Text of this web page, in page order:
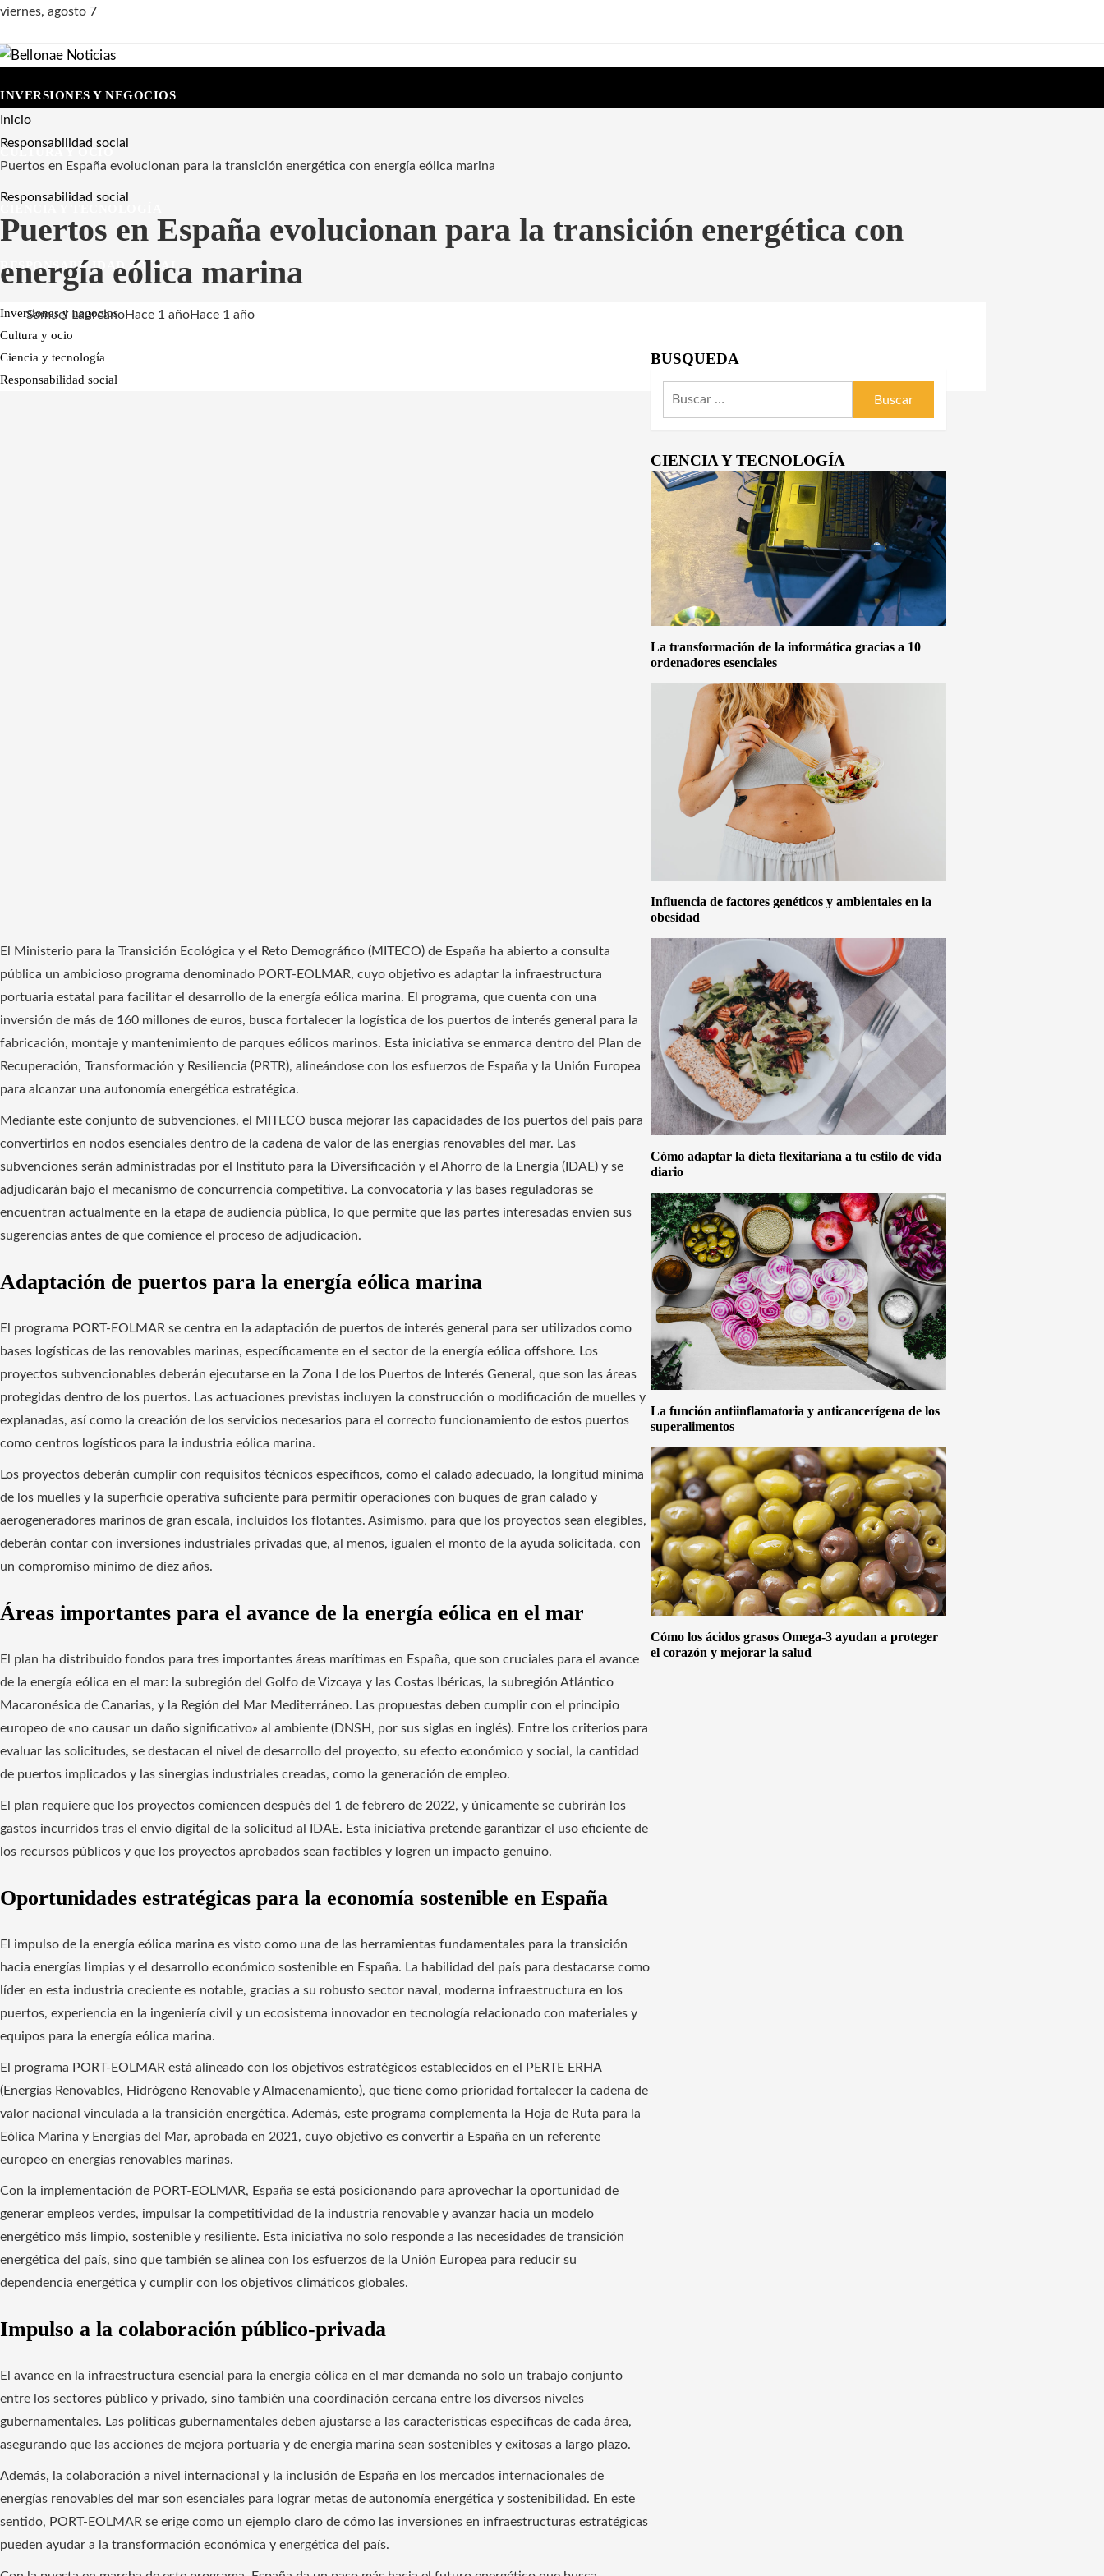
viernes, agosto 7
INVERSIONES Y NEGOCIOS
CULTURA Y OCIO
RESPONSABILIDAD SOCIAL
Inversiones y negocios
Cultura y ocio
Ciencia y tecnología
Responsabilidad social
Inicio
Responsabilidad social
Puertos en España evolucionan para la transición energética con energía eólica marina
Responsabilidad social
Puertos en España evolucionan para la transición energética con
energía eólica marina
Samuel LaureanoHace 1 añoHace 1 año
El Ministerio para la Transición Ecológica y el Reto Demográfico (MITECO) de España ha abierto a consulta
pública un ambicioso programa denominado PORT-EOLMAR, cuyo objetivo es adaptar la infraestructura
portuaria estatal para facilitar el desarrollo de la energía eólica marina. El programa, que cuenta con una
inversión de más de 160 millones de euros, busca fortalecer la logística de los puertos de interés general para la
fabricación, montaje y mantenimiento de parques eólicos marinos. Esta iniciativa se enmarca dentro del Plan de
Recuperación, Transformación y Resiliencia (PRTR), alineándose con los esfuerzos de España y la Unión Europea
para alcanzar una autonomía energética estratégica.
Mediante este conjunto de subvenciones, el MITECO busca mejorar las capacidades de los puertos del país para
convertirlos en nodos esenciales dentro de la cadena de valor de las energías renovables del mar. Las
subvenciones serán administradas por el Instituto para la Diversificación y el Ahorro de la Energía (IDAE) y se
adjudicarán bajo el mecanismo de concurrencia competitiva. La convocatoria y las bases reguladoras se
encuentran actualmente en la etapa de audiencia pública, lo que permite que las partes interesadas envíen sus
sugerencias antes de que comience el proceso de adjudicación.
Adaptación de puertos para la energía eólica marina
El programa PORT-EOLMAR se centra en la adaptación de puertos de interés general para ser utilizados como
bases logísticas de las renovables marinas, específicamente en el sector de la energía eólica offshore. Los
proyectos subvencionables deberán ejecutarse en la Zona I de los Puertos de Interés General, que son las áreas
protegidas dentro de los puertos. Las actuaciones previstas incluyen la construcción o modificación de muelles y
explanadas, así como la creación de los servicios necesarios para el correcto funcionamiento de estos puertos
como centros logísticos para la industria eólica marina.
Los proyectos deberán cumplir con requisitos técnicos específicos, como el calado adecuado, la longitud mínima
de los muelles y la superficie operativa suficiente para permitir operaciones con buques de gran calado y
aerogeneradores marinos de gran escala, incluidos los flotantes. Asimismo, para que los proyectos sean elegibles,
deberán contar con inversiones industriales privadas que, al menos, igualen el monto de la ayuda solicitada, con
un compromiso mínimo de diez años.
Áreas importantes para el avance de la energía eólica en el mar
El plan ha distribuido fondos para tres importantes áreas marítimas en España, que son cruciales para el avance
de la energía eólica en el mar: la subregión del Golfo de Vizcaya y las Costas Ibéricas, la subregión Atlántico
Macaronésica de Canarias, y la Región del Mar Mediterráneo. Las propuestas deben cumplir con el principio
europeo de «no causar un daño significativo» al ambiente (DNSH, por sus siglas en inglés). Entre los criterios para
evaluar las solicitudes, se destacan el nivel de desarrollo del proyecto, su efecto económico y social, la cantidad
de puertos implicados y las sinergias industriales creadas, como la generación de empleo.
El plan requiere que los proyectos comiencen después del 1 de febrero de 2022, y únicamente se cubrirán los
gastos incurridos tras el envío digital de la solicitud al IDAE. Esta iniciativa pretende garantizar el uso eficiente de
los recursos públicos y que los proyectos aprobados sean factibles y logren un impacto genuino.
Oportunidades estratégicas para la economía sostenible en España
El impulso de la energía eólica marina es visto como una de las herramientas fundamentales para la transición
hacia energías limpias y el desarrollo económico sostenible en España. La habilidad del país para destacarse como
líder en esta industria creciente es notable, gracias a su robusto sector naval, moderna infraestructura en los
puertos, experiencia en la ingeniería civil y un ecosistema innovador en tecnología relacionado con materiales y
equipos para la energía eólica marina.
El programa PORT-EOLMAR está alineado con los objetivos estratégicos establecidos en el PERTE ERHA
(Energías Renovables, Hidrógeno Renovable y Almacenamiento), que tiene como prioridad fortalecer la cadena de
valor nacional vinculada a la transición energética. Además, este programa complementa la Hoja de Ruta para la
Eólica Marina y Energías del Mar, aprobada en 2021, cuyo objetivo es convertir a España en un referente
europeo en energías renovables marinas.
Con la implementación de PORT-EOLMAR, España se está posicionando para aprovechar la oportunidad de
generar empleos verdes, impulsar la competitividad de la industria renovable y avanzar hacia un modelo
energético más limpio, sostenible y resiliente. Esta iniciativa no solo responde a las necesidades de transición
energética del país, sino que también se alinea con los esfuerzos de la Unión Europea para reducir su
dependencia energética y cumplir con los objetivos climáticos globales.
Impulso a la colaboración público-privada
El avance en la infraestructura esencial para la energía eólica en el mar demanda no solo un trabajo conjunto
entre los sectores público y privado, sino también una coordinación cercana entre los diversos niveles
gubernamentales. Las políticas gubernamentales deben ajustarse a las características específicas de cada área,
asegurando que las acciones de mejora portuaria y de energía marina sean sostenibles y exitosas a largo plazo.
Además, la colaboración a nivel internacional y la inclusión de España en los mercados internacionales de
energías renovables del mar son esenciales para lograr metas de autonomía energética y sostenibilidad. En este
sentido, PORT-EOLMAR se erige como un ejemplo claro de cómo las inversiones en infraestructuras estratégicas
pueden ayudar a la transformación económica y energética del país.
BUSQUEDA
Buscar:
CIENCIA Y TECNOLOGÍA
La transformación de la informática gracias a 10
ordenadores esenciales
Influencia de factores genéticos y ambientales en la
obesidad
Cómo adaptar la dieta flexitariana a tu estilo de vida
diario
La función antiinflamatoria y anticancerígena de los
superalimentos
Cómo los ácidos grasos Omega-3 ayudan a proteger
el corazón y mejorar la salud